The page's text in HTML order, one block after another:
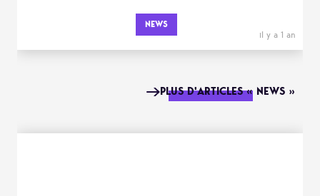
NEWS
il y a 1 an
PLUS D'ARTICLES « NEWS »